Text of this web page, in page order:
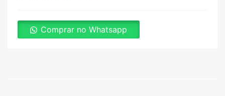
Comprar no Whatsapp